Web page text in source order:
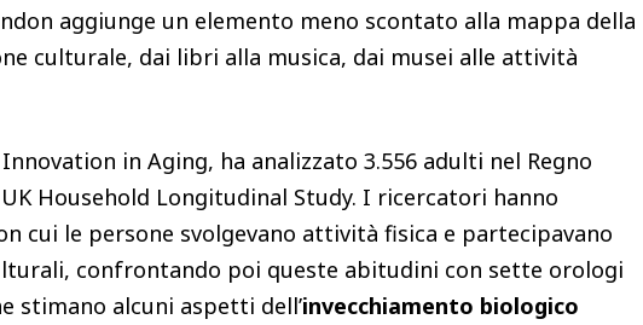
aggiunge un elemento meno scontato alla mappa della
culturale, dai libri alla musica, dai musei alle attività
in Aging, ha analizzato 3.556 adulti nel Regno
Household Longitudinal Study. I ricercatori hanno
cui le persone svolgevano attività fisica e partecipavano
confrontando poi queste abitudini con sette orologi
stimano alcuni aspetti dell’invecchiamento biologico